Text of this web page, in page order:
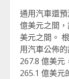
通用汽車還
億美元之間
美元之間。
用汽車公佈
267.8 億美元
265.1 億美元